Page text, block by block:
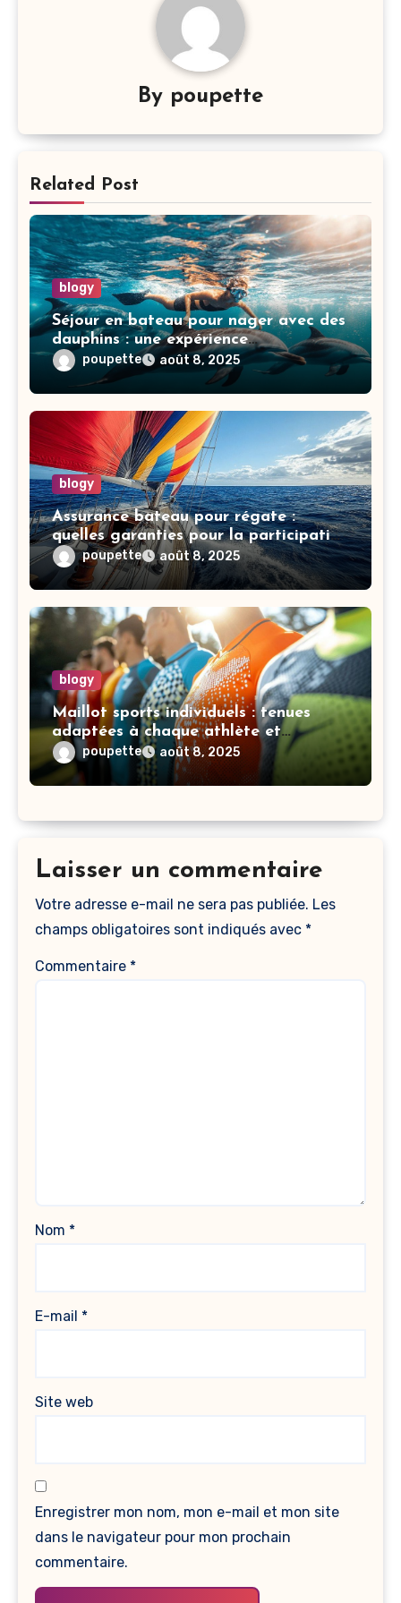
By poupette
Related Post
blogy
Séjour en bateau pour nager avec des
dauphins : une expérience
exceptionnelle
poupette août 8, 2025
blogy
Assurance bateau pour régate :
quelles garanties pour la participation
à des compétitions nautiques ?
poupette août 8, 2025
blogy
Maillot sports individuels : tenues
adaptées à chaque athlète et
discipline
poupette août 8, 2025
Laisser un commentaire
Votre adresse e-mail ne sera pas publiée. Les
champs obligatoires sont indiqués avec *
Commentaire *
Nom *
E-mail *
Site web
Enregistrer mon nom, mon e-mail et mon site
dans le navigateur pour mon prochain
commentaire.